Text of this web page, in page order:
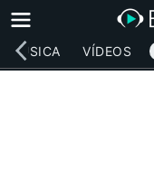
MÚSICA VÍDEOS